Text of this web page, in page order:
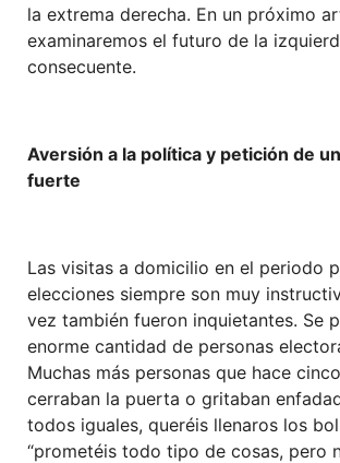
la extrema derecha. En un próximo
examinaremos el futuro de la
consecuente.
Aversión a la política y petición de
fuerte
Las visitas a domicilio en el periodo
elecciones siempre son muy
vez también fueron inquietantes. Se
enorme cantidad de personas
Muchas más personas que hace
cerraban la puerta o gritaban
todos iguales, queréis llenaros los
“prometéis todo tipo de cosas, pero